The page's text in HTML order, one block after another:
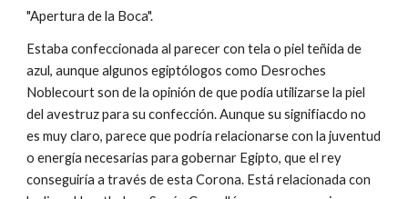
"Apertura de la Boca".
Estaba confeccionada al parecer con tela o piel teñida de
azul, aunque algunos egiptólogos como Desroches
Noblecourt son de la opinión de que podía utilizarse la piel
del avestruz para su confección. Aunque su signifiacdo no
es muy claro, parece que podría relacionarse con la juventud
o energía necesarias para gobernar Egipto, que el rey
conseguiría a través de esta Corona. Está relacionada con